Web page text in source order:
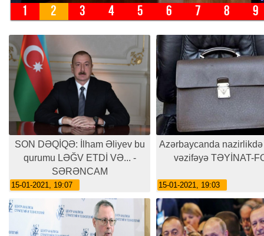
1 2 3 4 5 6 7 8 9
SON DƏQİQƏ: İlham Əliyev bu
qurumu LƏĞV ETDİ VƏ... -
SƏRƏNCAM
15-01-2021, 19:07
Azərbaycanda
vəzifəyə TƏYİNAT-
15-01-2021, 19:03